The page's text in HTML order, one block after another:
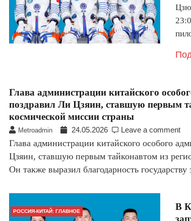
Глава администрации китайского
поздравил Ли Цзяин, ставшую первым
космической миссии страны
Metroadmin 24.05.2026 Leave a comment
Глава администрации китайского особого
Цзяин, ставшую первым тайконавтом из
Он также выразил благодарность
РОССИЯ-КИТАЙ: ГЛАВНОЕ
В